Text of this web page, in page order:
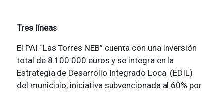
Tres líneas
El PAI “Las Torres NEB” cuenta con una inversión
total de 8.100.000 euros y se integra en la
Estrategia de Desarrollo Integrado Local (EDIL)
del municipio, iniciativa subvencionada al 60% por